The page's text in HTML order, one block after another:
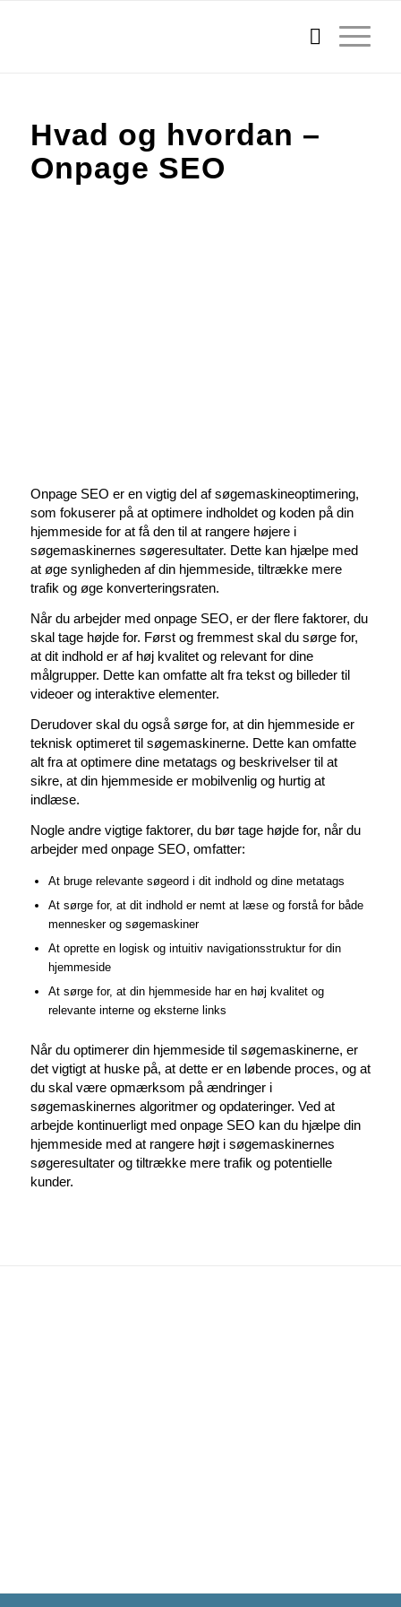
Hvad og hvordan –
Onpage SEO
Onpage SEO er en vigtig del af søgemaskineoptimering,
som fokuserer på at optimere indholdet og koden på din
hjemmeside for at få den til at rangere højere i
søgemaskinernes søgeresultater. Dette kan hjælpe med
at øge synligheden af din hjemmeside, tiltrække mere
trafik og øge konverteringsraten.
Når du arbejder med onpage SEO, er der flere faktorer, du
skal tage højde for. Først og fremmest skal du sørge for,
at dit indhold er af høj kvalitet og relevant for dine
målgrupper. Dette kan omfatte alt fra tekst og billeder til
videoer og interaktive elementer.
Derudover skal du også sørge for, at din hjemmeside er
teknisk optimeret til søgemaskinerne. Dette kan omfatte
alt fra at optimere dine metatags og beskrivelser til at
sikre, at din hjemmeside er mobilvenlig og hurtig at
indlæse.
Nogle andre vigtige faktorer, du bør tage højde for, når du
arbejder med onpage SEO, omfatter:
At bruge relevante søgeord i dit indhold og dine metatags
At sørge for, at dit indhold er nemt at læse og forstå for både
mennesker og søgemaskiner
At oprette en logisk og intuitiv navigationsstruktur for din
hjemmeside
At sørge for, at din hjemmeside har en høj kvalitet og
relevante interne og eksterne links
Når du optimerer din hjemmeside til søgemaskinerne, er
det vigtigt at huske på, at dette er en løbende proces, og at
du skal være opmærksom på ændringer i
søgemaskinernes algoritmer og opdateringer. Ved at
arbejde kontinuerligt med onpage SEO kan du hjælpe din
hjemmeside med at rangere højt i søgemaskinernes
søgeresultater og tiltrække mere trafik og potentielle
kunder.